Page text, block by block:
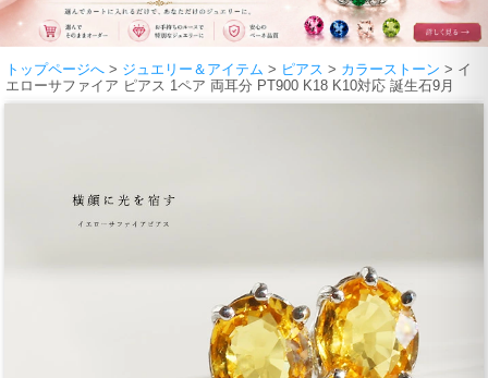
トップページへ > ジュエリー＆アイテム > ピアス > カラーストーン > イ
エローサファイア ピアス 1ペア 両耳分 PT900 K18 K10対応 誕生石9月